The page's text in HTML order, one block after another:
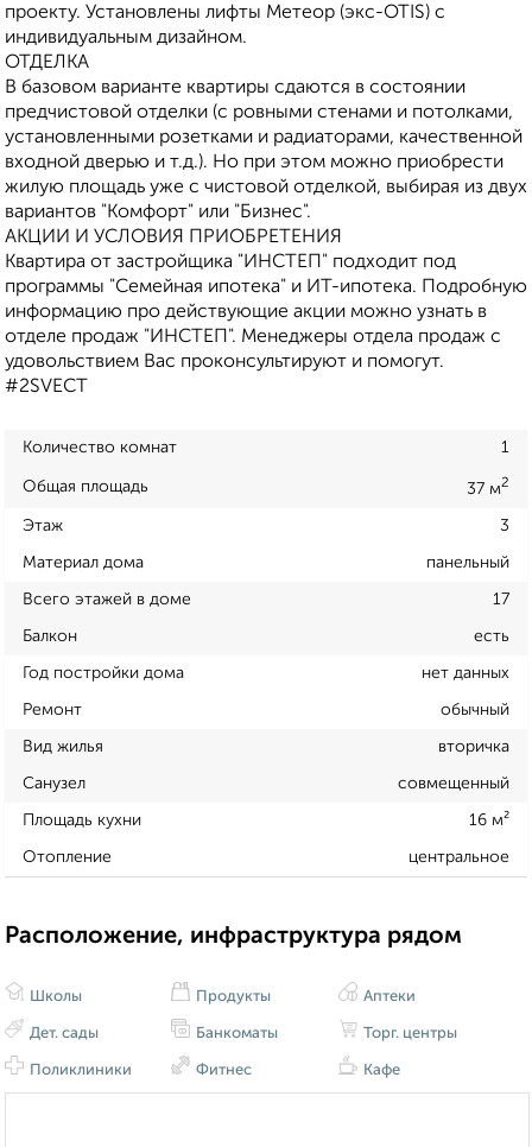
проекту. Установлены лифты Метеор (экс-ОТIS) с
индивидуальным дизайном.
ОТДЕЛКА
В базовом варианте квартиры сдаются в состоянии
предчистовой отделки (с ровными стенами и потолками,
установленными розетками и радиаторами, качественной
входной дверью и т.д.). Но при этом можно приобрести
жилую площадь уже с чистовой отделкой, выбирая из двух
вариантов "Комфорт" или "Бизнес".
АКЦИИ И УСЛОВИЯ ПРИОБРЕТЕНИЯ
Квартира от застройщика "ИНСТЕП" подходит под
программы "Семейная ипотека" и ИТ-ипотека. Подробную
информацию про действующие акции можно узнать в
отделе продаж "ИНСТЕП". Менеджеры отдела продаж с
удовольствием Вас проконсультируют и помогут.
#2SVECT
Количество комнат 1
Общая площадь 37 м2
Этаж 3
Материал дома панельный
Всего этажей в доме 17
Балкон есть
Год постройки дома нет данных
Ремонт обычный
Вид жилья вторичка
Санузел совмещенный
Площадь кухни 16 м²
Отопление центральное
Расположение, инфраструктура рядом
Школы
Дет. сады
Поликлиники
Продукты
Банкоматы
Фитнес
Аптеки
Торг. центры
Кафе